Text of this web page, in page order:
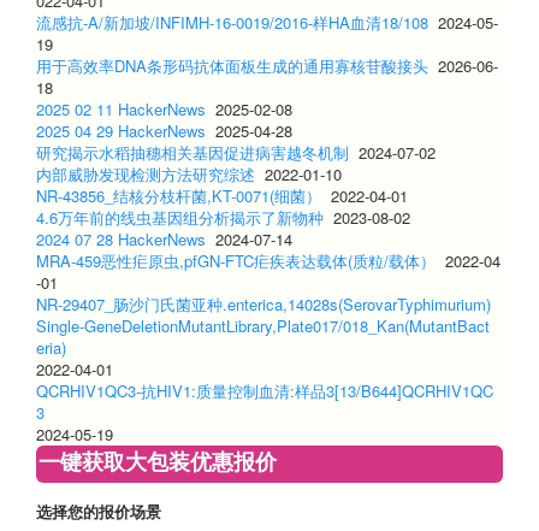
流感抗-A/新加坡/INFIMH-16-0019/2016-样HA血清18/108 2024-05-
19
用于高效率DNA条形码抗体面板生成的通用寡核苷酸接头 2026-06-
18
2025 02 11 HackerNews 2025-02-08
2025 04 29 HackerNews 2025-04-28
研究揭示水稻抽穗相关基因促进病害越冬机制 2024-07-02
内部威胁发现检测方法研究综述 2022-01-10
NR-43856_结核分枝杆菌,KT-0071(细菌）
2022-04-01
4.6万年前的线虫基因组分析揭示了新物种 2023-08-02
2024 07 28 HackerNews 2024-07-14
MRA-459恶性疟原虫,pfGN-FTC疟疾表达载体(质粒/载体）
2022-04
-01
NR-29407_肠沙门氏菌亚种.enterica,14028s(SerovarTyphimurium)
Single-GeneDeletionMutantLibrary,Plate017/018_Kan(MutantBact
eria)
2022-04-01
QCRHIV1QC3-抗HIV1:质量控制血清:样品3[13/B644]QCRHIV1QC
3
2024-05-19
一键获取大包装优惠报价
选择您的报价场景